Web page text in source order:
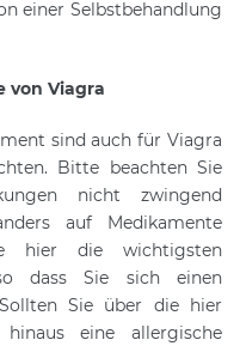
einer Selbstbehandlung
von Viagra
sind auch für Viagra
Bitte beachten Sie
nicht zwingend
auf Medikamente
hier die wichtigsten
dass Sie sich einen
Sie über die hier
hinaus eine allergische